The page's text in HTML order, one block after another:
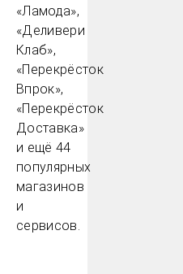
«Ламода»,
«Деливери
Клаб»,
«Перекрёсток
Впрок»,
«Перекрёсток
Доставка»
и ещё 44
популярных
магазинов
и
сервисов.